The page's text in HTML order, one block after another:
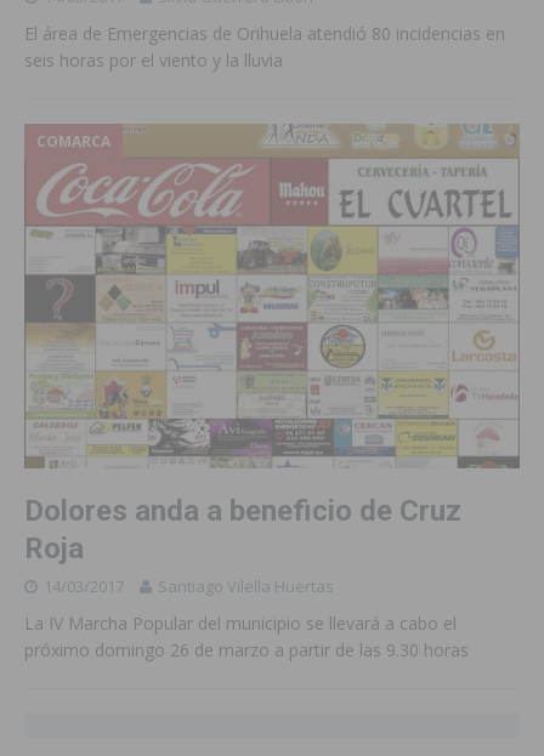
El área de Emergencias de Orihuela atendió 80 incidencias en
seis horas por el viento y la lluvia
COMARCA
Dolores anda a beneficio de Cruz
Roja
14/03/2017 Santiago Vilella Huertas
La IV Marcha Popular del municipio se llevará a cabo el
próximo domingo 26 de marzo a partir de las 9.30 horas